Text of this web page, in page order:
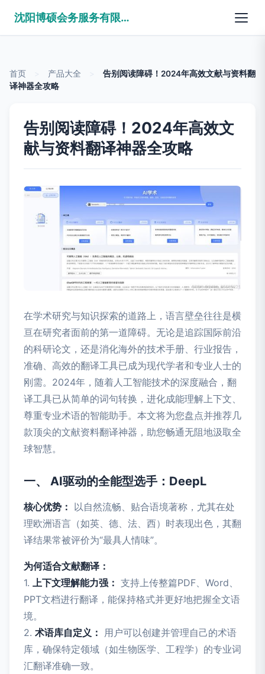
沈阳博硕会务服务有限公司
首页 产品大全
告别阅读障碍！2024年高效文献与资料翻
译神器全攻略
告别阅读障碍！2024年高效文
献与资料翻译神器全攻略
在学术研究与知识探索的道路上，语言壁垒往往是横
亘在研究者面前的第一道障碍。无论是追踪国际前沿
的科研论文，还是消化海外的技术手册、行业报告，
准确、高效的翻译工具已成为现代学者和专业人士的
刚需。2024年，随着人工智能技术的深度融合，翻
译工具已从简单的词句转换，进化成能理解上下文、
尊重专业术语的智能助手。本文将为您盘点并推荐几
款顶尖的文献资料翻译神器，助您畅通无阻地汲取全
球智慧。
一、 AI驱动的全能型选手：DeepL
核心优势： 以自然流畅、贴合语境著称，尤其在处
理欧洲语言（如英、德、法、西）时表现出色，其翻
译结果常被评价为“最具人情味”。
为何适合文献翻译：
1. 上下文理解能力强： 支持上传整篇PDF、Word、
PPT文档进行翻译，能保持格式并更好地把握全文语
境。
2. 术语库自定义： 用户可以创建并管理自己的术语
库，确保特定领域（如生物医学、工程学）的专业词
汇翻译准确一致。